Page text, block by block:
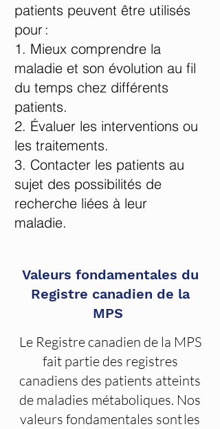
patients peuvent être utilisés
pour :
Mieux comprendre la
maladie et son évolution au fil
du temps chez différents
patients.
Évaluer les interventions ou
les traitements.
Contacter les patients au
sujet des possibilités de
recherche liées à leur
maladie.
Valeurs fondamentales du
Registre canadien de la
MPS
Le Registre canadien de la MPS
fait partie des registres
canadiens des patients atteints
de maladies métaboliques. Nos
valeurs fondamentales sont les